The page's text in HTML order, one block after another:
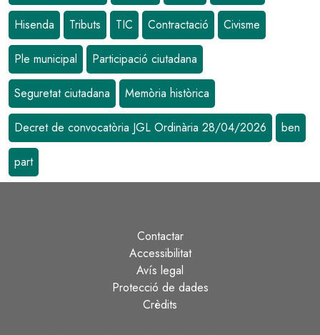
Hisenda Tributs TIC Contractació Civisme
Ple municipal Participació ciutadana
Seguretat ciutadana Memòria històrica
Decret de convocatòria JGL Ordinària 28/04/2026 ben
part
Contactar
Accessibilitat
Avís legal
Protecció de dades
Crèdits